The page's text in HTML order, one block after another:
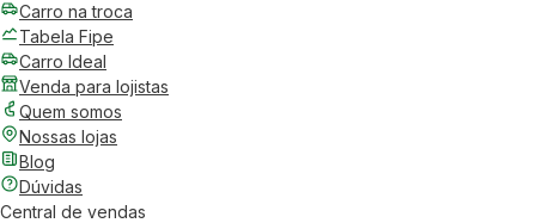
Carro na troca
Tabela Fipe
Carro Ideal
Venda para lojistas
Quem somos
Nossas lojas
Blog
Dúvidas
Central de vendas